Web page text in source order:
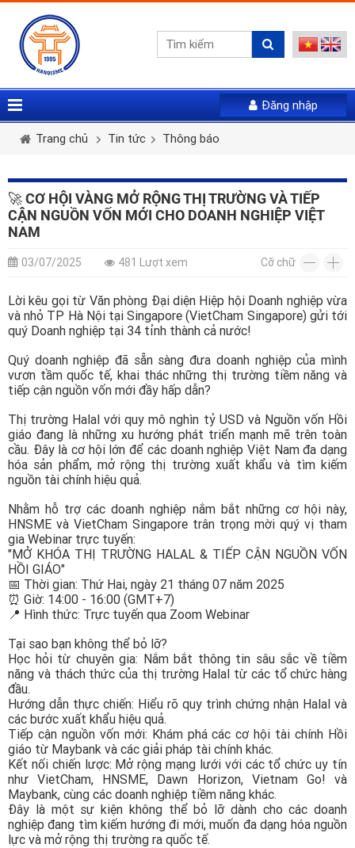
Tên tài khoản *
Mật khẩu *
Vui lòng gửi mail. Chúng tôi sẽ gửi link khởi tạo mật
khẩu mới qua email của bạn
LẤY LẠI MẬT KHẨU
Họ và tên * Giới tính *
Email * Điện thoại *
Mật khẩu * Nhập lại mật khẩu *
Công ty *
Chức vụ *
Lĩnh vực hoạt động *
Lời giới thiệu ngắn
ĐĂNG KÝ HỘI VIÊN
Các ô có dấu * cần điền đầy đủ thông tin
Tải hồ sơ đăng ký Hội viên tại đây
Đăng nhập
Trang chủ Tin tức Thông báo
🚀 CƠ HỘI VÀNG MỞ RỘNG THỊ TRƯỜNG VÀ TIẾP
CẬN NGUỒN VỐN MỚI CHO DOANH NGHIỆP VIỆT
NAM
03/07/2025 481 Lượt xem Cỡ chữ
Lời kêu gọi từ Văn phòng Đại diện Hiệp hội Doanh nghiệp vừa
và nhỏ TP Hà Nội tại Singapore (VietCham Singapore) gửi tới
quý Doanh nghiệp tại 34 tỉnh thành cả nước!
Quý doanh nghiệp đã sẵn sàng đưa doanh nghiệp của mình
vươn tầm quốc tế, khai thác những thị trường tiềm năng và
tiếp cận nguồn vốn mới đầy hấp dẫn?
Thị trường Halal với quy mô nghìn tỷ USD và Nguồn vốn Hồi
giáo đang là những xu hướng phát triển mạnh mẽ trên toàn
cầu. Đây là cơ hội lớn để các doanh nghiệp Việt Nam đa dạng
hóa sản phẩm, mở rộng thị trường xuất khẩu và tìm kiếm
nguồn tài chính hiệu quả.
Nhằm hỗ trợ các doanh nghiệp nắm bắt những cơ hội này,
HNSME và VietCham Singapore trân trọng mời quý vị tham
gia Webinar trực tuyến:
"MỞ KHÓA THỊ TRƯỜNG HALAL & TIẾP CẬN NGUỒN VỐN
HỒI GIÁO"
📅 Thời gian: Thứ Hai, ngày 21 tháng 07 năm 2025
⏰ Giờ: 14:00 - 16:00 (GMT+7)
📍 Hình thức: Trực tuyến qua Zoom Webinar
Tại sao bạn không thể bỏ lỡ?
Học hỏi từ chuyên gia: Nắm bắt thông tin sâu sắc về tiềm
năng và thách thức của thị trường Halal từ các tổ chức hàng
đầu.
Hướng dẫn thực chiến: Hiểu rõ quy trình chứng nhận Halal và
các bước xuất khẩu hiệu quả.
Tiếp cận nguồn vốn mới: Khám phá các cơ hội tài chính Hồi
giáo từ Maybank và các giải pháp tài chính khác.
Kết nối chiến lược: Mở rộng mạng lưới với các tổ chức uy tín
như VietCham, HNSME, Dawn Horizon, Vietnam Go! và
Maybank, cùng các doanh nghiệp tiềm năng khác.
Đây là một sự kiện không thể bỏ lỡ dành cho các doanh
nghiệp đang tìm kiếm hướng đi mới, muốn đa dạng hóa nguồn
lực và mở rộng thị trường ra quốc tế.